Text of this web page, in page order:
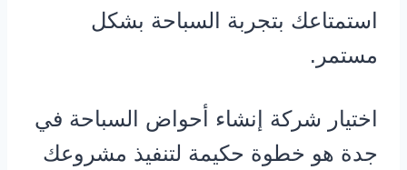
استمتاعك بتجربة السباحة بشكل
مستمر.
اختيار شركة إنشاء أحواض السباحة في
جدة هو خطوة حكيمة لتنفيذ مشروعك